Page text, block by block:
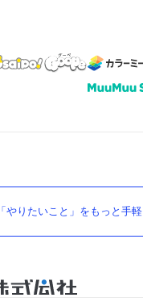
やりたいこと」をもっと手